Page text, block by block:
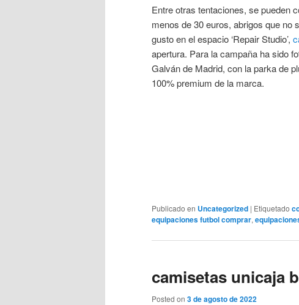
Entre otras tentaciones, se pueden
menos de 30 euros, abrigos que no
gusto en el espacio ‘Repair Studio’,
apertura. Para la campaña ha sido
Galván de Madrid, con la parka de
100% premium de la marca.
Publicado en Uncategorized | Etiquetado
equipaciones futbol comprar,
camisetas unicaja
Posted on 3 de agosto de 2022